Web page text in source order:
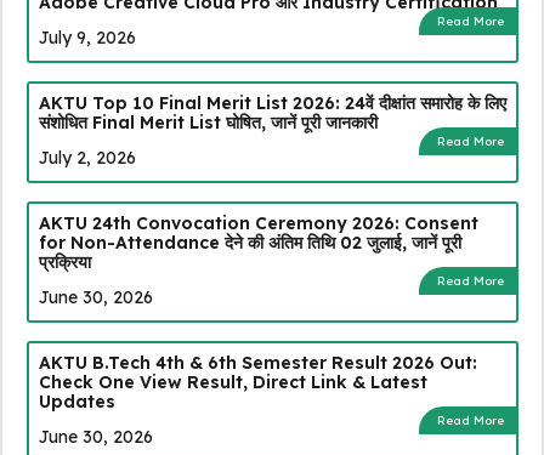
Read More
July 9, 2026
AKTU Top 10 Final Merit List 2026: 24वें दीक्षांत समारोह के लिए
संशोधित Final Merit List घोषित, जानें पूरी जानकारी
Read More
July 2, 2026
AKTU 24th Convocation Ceremony 2026: Consent
for Non-Attendance देने की अंतिम तिथि 02 जुलाई, जानें पूरी
प्रक्रिया
Read More
June 30, 2026
AKTU B.Tech 4th & 6th Semester Result 2026 Out:
Check One View Result, Direct Link & Latest
Updates
Read More
June 30, 2026